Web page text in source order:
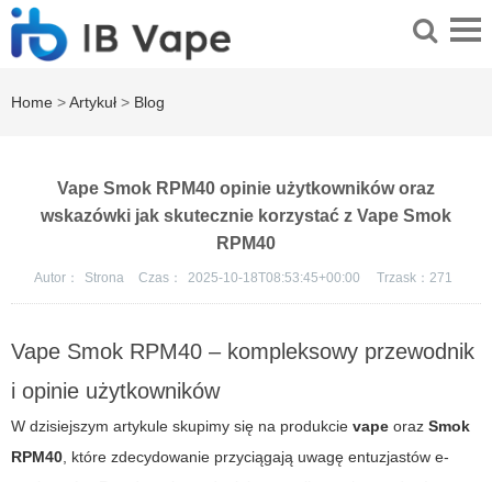
Home >Artykuł > Blog
Vape Smok RPM40 opinie użytkowników oraz
wskazówki jak skutecznie korzystać z Vape Smok
RPM40
Autor： Strona Czas： 2025-10-18T08:53:45+00:00 Trzask： 271
Vape Smok RPM40 – kompleksowy przewodnik
i opinie użytkowników
W dzisiejszym artykule skupimy się na produkcie vape oraz Smok
RPM40, które zdecydowanie przyciągają uwagę entuzjastów e-